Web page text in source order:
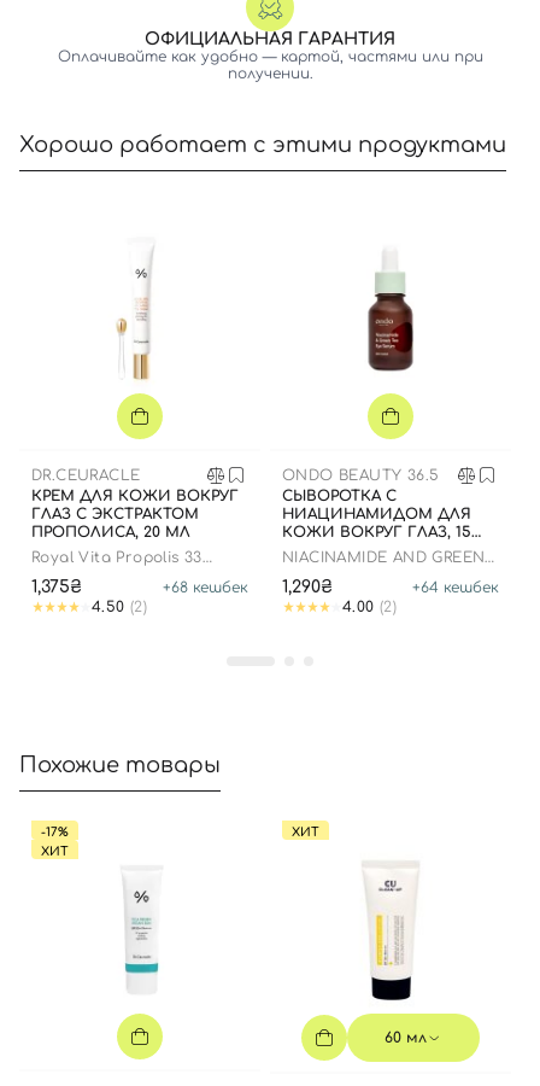
ОФИЦИАЛЬНАЯ ГАРАНТИЯ
Оплачивайте как удобно — картой, частями или при
получении.
Хорошо работает с этими продуктами
DR.CEURACLE
КРЕМ ДЛЯ КОЖИ ВОКРУГ
ГЛАЗ С ЭКСТРАКТОМ
ПРОПОЛИСА, 20 МЛ
Royal Vita Propolis 33
1,375₴ +68 кешбек
4.50 (2)
ONDO BEAUTY 36.5
СЫВОРОТКА С
НИАЦИНАМИДОМ ДЛЯ
КОЖИ ВОКРУГ ГЛАЗ, 15
МЛ
NIACINAMIDE AND GREEN
1,290₴ +64 кешбек
4.00 (2)
Похожие товары
-17%
ХИТ
ХИТ
60 мл
Номер телефона
Отправляя форму для авторизации/регистрации, вы
принимаете условия
Пользовательские соглашения
Далее
Войти с помощью e-mail